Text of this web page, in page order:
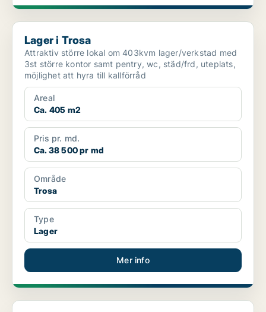
Lager i Trosa
Lager i Trosa
Attraktiv större lokal om 403kvm lager/verkstad med
3st större kontor samt pentry, wc, städ/frd, uteplats,
möjlighet att hyra till kallförråd
Areal
Ca. 405 m2
Pris pr. md.
Ca. 38 500 pr md
Område
Trosa
Type
Lager
Mer info
Lager i Trosa